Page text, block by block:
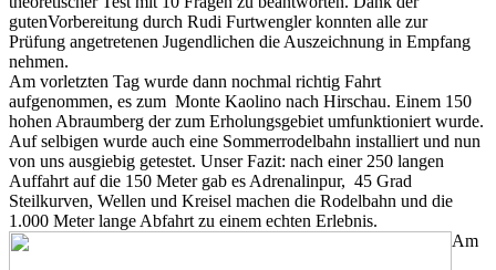
gutenVorbereitung durch Rudi Furtwengler konnten alle zur
Prüfung angetretenen Jugendlichen die Auszeichnung in Empfang
nehmen.
Am vorletzten Tag wurde dann nochmal richtig Fahrt
aufgenommen, es zum Monte Kaolino nach Hirschau. Einem 150
hohen Abraumberg der zum Erholungsgebiet umfunktioniert wurde.
Auf selbigen wurde auch eine Sommerrodelbahn installiert und nun
von uns ausgiebig getestet. Unser Fazit: nach einer 250 langen
Auffahrt auf die 150 Meter gab es Adrenalinpur, 45 Grad
Steilkurven, Wellen und Kreisel machen die Rodelbahn und die
1.000 Meter lange Abfahrt zu einem echten Erlebnis.
Am